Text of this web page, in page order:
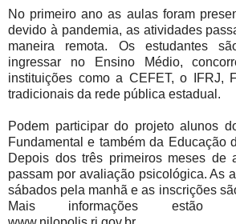
No primeiro ano as aulas foram
devido à pandemia, as atividades
maneira remota. Os estudantes
ingressar no Ensino Médio,
instituições como a CEFET, o IFRJ,
tradicionais da rede pública estadual.
Podem participar do projeto alunos
Fundamental e também da Educação
Depois dos três primeiros meses de
passam por avaliação psicológica. As
sábados pela manhã e as inscrições
Mais informações estão